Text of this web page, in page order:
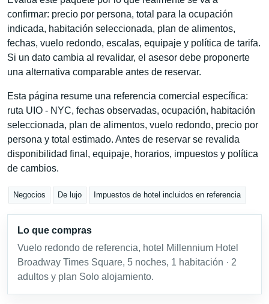
confirmar: precio por persona, total para la ocupación
indicada, habitación seleccionada, plan de alimentos,
fechas, vuelo redondo, escalas, equipaje y política de tarifa.
Si un dato cambia al revalidar, el asesor debe proponerte
una alternativa comparable antes de reservar.
Esta página resume una referencia comercial específica:
ruta UIO - NYC, fechas observadas, ocupación, habitación
seleccionada, plan de alimentos, vuelo redondo, precio por
persona y total estimado. Antes de reservar se revalida
disponibilidad final, equipaje, horarios, impuestos y política
de cambios.
Negocios De lujo Impuestos de hotel incluidos en referencia
Lo que compras
Vuelo redondo de referencia, hotel Millennium Hotel
Broadway Times Square, 5 noches, 1 habitación · 2
adultos y plan Solo alojamiento.